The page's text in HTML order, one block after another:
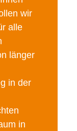
wir
alle
länger
in der
in